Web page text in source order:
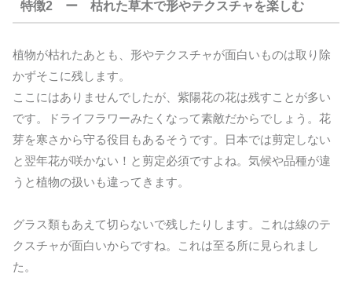
特徴2 ー 枯れた草木で形やテクスチャを楽しむ
植物が枯れたあとも、形やテクスチャが面白いものは取り除
かずそこに残します。
ここにはありませんでしたが、紫陽花の花は残すことが多い
です。ドライフラワーみたくなって素敵だからでしょう。花
芽を寒さから守る役目もあるそうです。日本では剪定しない
と翌年花が咲かない！と剪定必須ですよね。気候や品種が違
うと植物の扱いも違ってきます。
グラス類もあえて切らないで残したりします。これは線のテ
クスチャが面白いからですね。これは至る所に見られまし
た。